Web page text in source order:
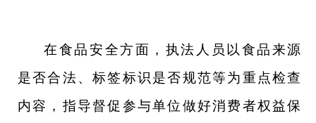
在食品安全方面，执法人员以食品来源
是否合法、标签标识是否规范等为重点检查
内容，指导督促参与单位做好消费者权益保